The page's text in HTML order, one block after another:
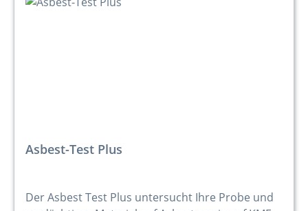
Asbest-Test Plus
Der Asbest Test Plus untersucht Ihre Probe und